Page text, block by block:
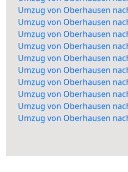
Umzug von Oberhausen
Umzug von Oberhausen
Umzug von Oberhausen
Umzug von Oberhausen
Umzug von Oberhausen
Umzug von Oberhausen
Umzug von Oberhausen
Umzug von Oberhausen
Umzug von Oberhausen
Umzug von Oberhausen